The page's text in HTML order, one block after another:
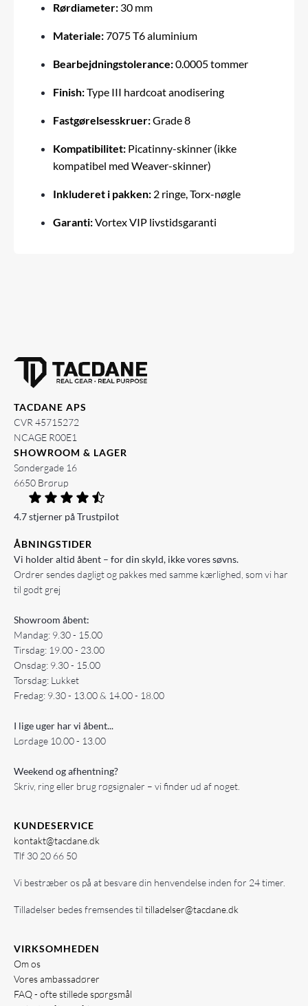
Rørdiameter: 30 mm
Materiale:7075 T6 aluminium
Bearbejdningstolerance:0.0005 tommer
Finish:Type III hardcoat anodisering
Fastgørelsesskruer:Grade 8
Kompatibilitet: Picatinny-skinner (ikke
kompatibel med Weaver-skinner)
Inkluderet i pakken: 2 ringe, Torx-nøgle
Garanti:Vortex VIP livstidsgaranti
TACDANE APS
CVR 45715272
NCAGE R00E1
SHOWROOM & LAGER
Søndergade 16
6650 Brørup
4.7 stjerner på Trustpilot
ÅBNINGSTIDER
Vi holder altid åbent – for din skyld, ikke vores søvns.
Ordrer sendes dagligt og pakkes med samme kærlighed, som vi har
til godt grej
Showroom åbent:
Mandag: 9.30 - 15.00
Tirsdag: 19.00 - 23.00
Onsdag: 9.30 - 15.00
Torsdag: Lukket
Fredag: 9.30 - 13.00 & 14.00 - 18.00
I lige uger har vi åbent...
Lørdage 10.00 - 13.00
Weekend og afhentning?
Skriv, ring eller brug røgsignaler – vi finder ud af noget.
KUNDESERVICE
kontakt@tacdane.dk
Tlf 30 20 66 50
Vi bestræber os på at besvare din henvendelse inden for 24 timer.
Tilladelser bedes fremsendes til tilladelser@tacdane.dk
VIRKSOMHEDEN
Om os
Vores ambassadører
FAQ - ofte stillede spørgsmål